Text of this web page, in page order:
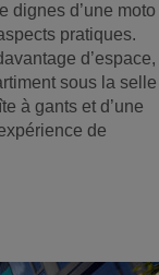
dignes d’une moto
pratiques.
d’espace,
sous la selle
à gants et d’une
de